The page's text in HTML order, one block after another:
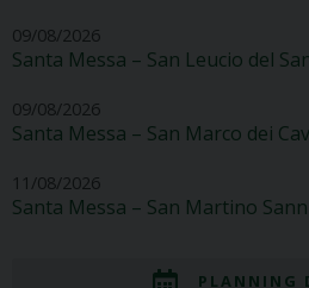
09/08/2026
Santa Messa – San Leucio del
09/08/2026
Santa Messa – San Marco dei
11/08/2026
Santa Messa – San Martino
PLANNING